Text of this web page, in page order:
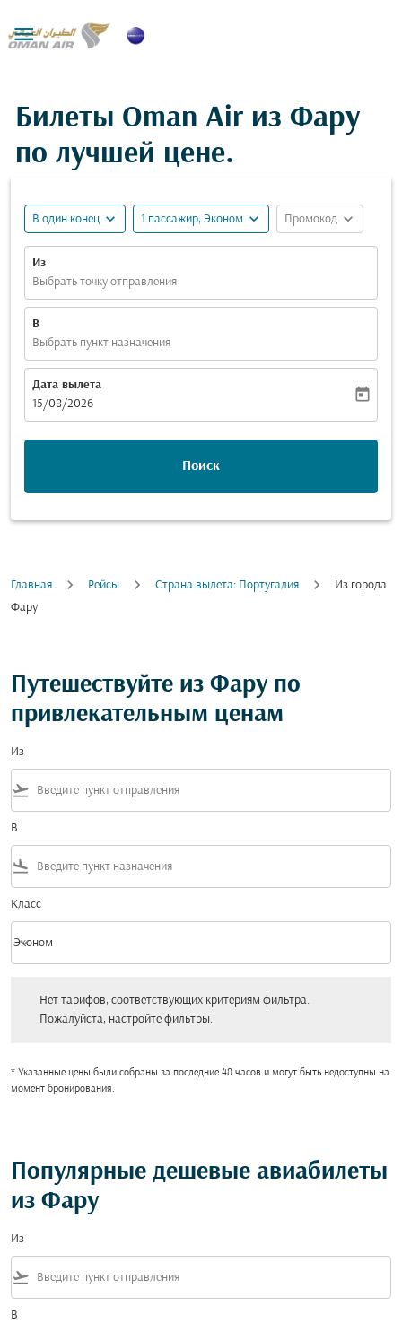

Билеты Oman Air из Фару
по лучшей цене.
В один конец expand_more 1 пассажир, Эконом expand_more Промокод expand_more
Из
Выбрать точку отправления
В
Выбрать пункт назначения
Дата вылета
fc-booking-departure-date-aria-label
15/08/2026
today
Поиск
Главная Рейсы Страна вылета: Португалия
Из города
Фару
Путешествуйте из Фару по
привлекательным ценам
Из
flight_takeoff
В
flight_land
Класс
Класс option Эконом Selected
Эконом
keyboard_arrow_down
Нет тарифов, соответствующих критериям фильтра.
Пожалуйста, настройте фильтры.
* Указанные цены были собраны за последние 48 часов и могут быть недоступны на
момент бронирования.
Популярные дешевые авиабилеты
из Фару
Из
flight_takeoff
В